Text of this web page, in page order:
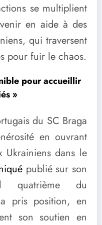
se multiplient
en aide à des
qui traversent
pour fuir le chaos.
pour accueillir
»
du SC Braga
en ouvrant
Ukrainiens dans le
publié sur son
quatrième du
pris position, en
son soutien en